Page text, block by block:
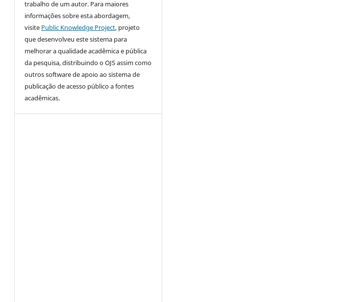
trabalho de um autor. Para maiores
informações sobre esta abordagem,
visite Public Knowledge Project, projeto
que desenvolveu este sistema para
melhorar a qualidade acadêmica e pública
da pesquisa, distribuindo o OJS assim como
outros software de apoio ao sistema de
publicação de acesso público a fontes
acadêmicas.